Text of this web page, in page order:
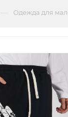
Одежда для